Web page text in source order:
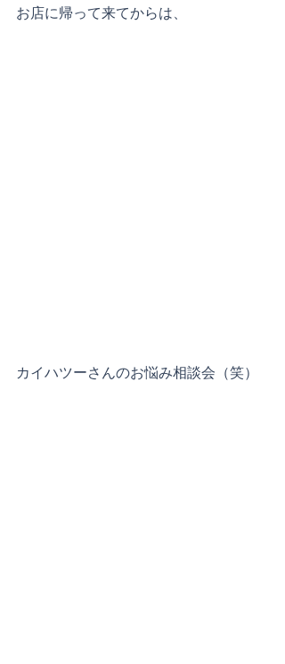
お店に帰って来てからは、
カイハツーさんのお悩み相談会（笑）